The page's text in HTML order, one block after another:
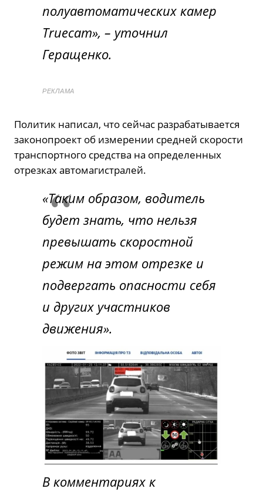
полуавтоматических камер
Truecam», – уточнил
Геращенко.
РЕКЛАМА
Политик написал, что сейчас разрабатывается
законопроект об измерении средней скорости
транспортного средства на определенных
отрезках автомагистралей.
«Таким образом, водитель
будет знать, что нельзя
превышать скоростной
режим на этом отрезке и
подвергать опасности себя
и других участников
движения».
В комментариях к